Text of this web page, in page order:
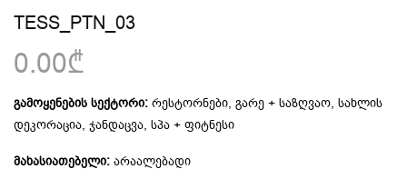
TESS_PTN_03
0.00₾
გამოყენების სექტორი: რესტორნები, გარე + საზღვაო, სახლის
დეკორაცია, ჯანდაცვა, სპა + ფიტნესი
მახასიათებელი: არაალებადი